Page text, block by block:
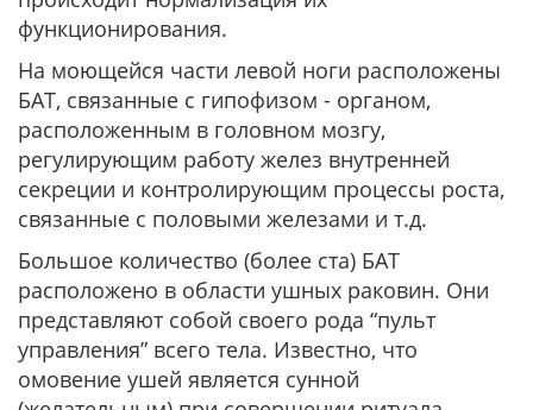
функционирования.
На моющейся части левой ноги расположены
БАТ, связанные с гипофизом - органом,
расположенным в головном мозгу,
регулирующим работу желез внутренней
секреции и контролирующим процессы роста,
связанные с половыми железами и т.д.
Большое количество (более ста) БАТ
расположено в области ушных раковин. Они
представляют собой своего рода “пульт
управления” всего тела. Известно, что
омовение ушей является сунной